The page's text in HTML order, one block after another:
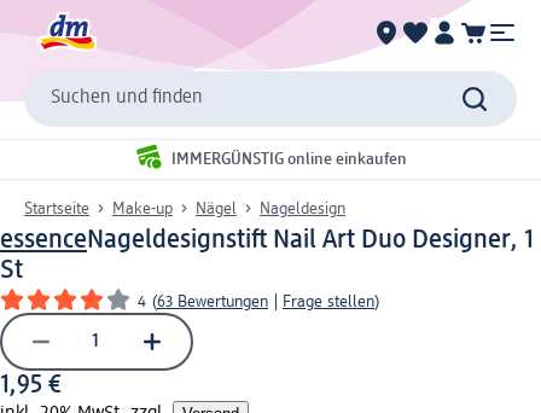
Suchen und finden
IMMERGÜNSTIG online einkaufen
Startseite Make-up Nägel Nageldesign
essenceNageldesignstift Nail Art Duo Designer, 1
St
4 (63 Bewertungen Frage stellen)
1,95 €